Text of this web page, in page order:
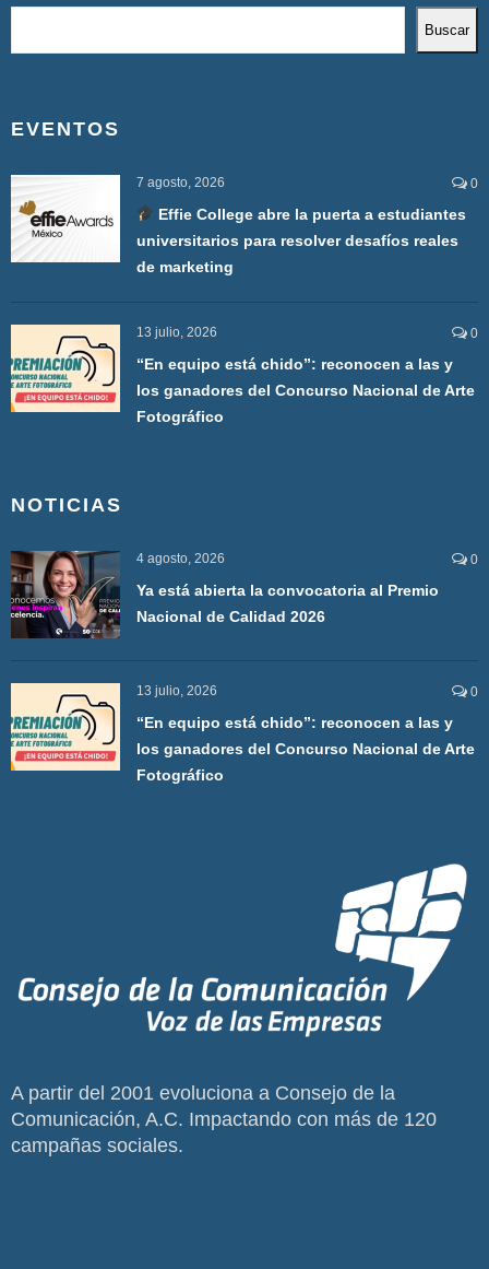
Buscar
EVENTOS
7 agosto, 2026 0
Effie College abre la puerta a estudiantes
universitarios para resolver desafíos reales
de marketing
13 julio, 2026 0
“En equipo está chido”: reconocen a las y
los ganadores del Concurso Nacional de Arte
Fotográfico
NOTICIAS
4 agosto, 2026 0
Ya está abierta la convocatoria al Premio
Nacional de Calidad 2026
13 julio, 2026 0
“En equipo está chido”: reconocen a las y
los ganadores del Concurso Nacional de Arte
Fotográfico
A partir del 2001 evoluciona a Consejo de la
Comunicación, A.C. Impactando con más de 120
campañas sociales.